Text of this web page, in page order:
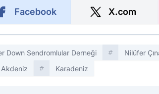
Facebook X.com
Down Sendromlular Derneği Nilüfer
Akdeniz Karadeniz